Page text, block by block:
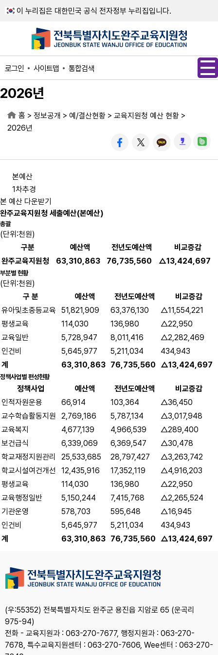
이 누리집은 대한민국 공식 전자정부 누리집입니다.
로그인 사이트맵 통합검색
2026년
홈 > 정보공개 > 예/결산현황 > 교육지원청 예산 현황 >
2026년
본예산
1차추경
본 예산 다운받기
완주교육지원청 세출예산(본예산)
총괄
(단위:천원)
구분
예산액 전년도예산액
비교증감
완주교육지원청
63,310,863 76,735,560 △13,424,697
부분별 현황
(단위:천원)
구 분
예산액 전년도예산액
비교증감
유아및초중등교육
51,821,909 63,376,130
△11,554,221
평생교육
114,030 136,980
△22,950
교육일반
5,728,947 8,011,416
△2,282,469
인건비
5,645,977 5,211,034
434,943
계
63,310,863 76,735,560 △13,424,697
정책사업별 편성현황
정책사업 예산액 전년도예산액
비교증감
인적자원운용
66,914 103,364
△36,450
교수학습활동지원
2,769,186 5,787,134
△3,017,948
교육복지
4,677,139 4,966,539
△289,400
보건급식
6,339,069 6,369,547
△30,478
학교재정지원관리
25,533,685 28,797,427
△3,263,742
학교시설여건개선
12,435,916 17,352,119
△4,916,203
평생교육
114,030 136,980
△22,950
교육행정일반
5,150,244 7,415,768
△2,265,524
기관운영
578,703 595,648
△16,945
인건비
5,645,977 5,211,034
434,943
계
63,310,863 76,735,560 △13,424,697
(우:55352) 전북특별자치도 완주군 용진읍 지암로 65 (운곡리
975-94)
전화 - 교육지원과 : 063-270-7677, 행정지원과 : 063-270-
7678, 특수교육지원센터 : 063-270-7606, Wee센터 : 063-270-